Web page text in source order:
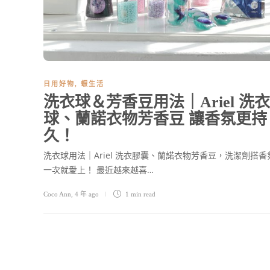
日用好物, 蝦生活
洗衣球＆芳香豆用法｜Ariel 洗衣
球、蘭諾衣物芳香豆 讓香氛更持
久！
洗衣球用法｜Ariel 洗衣膠囊、蘭諾衣物芳香豆，洗潔劑搭香
一次就愛上！ 最近越來越喜…
Coco Ann 4 年 ago 1 min read